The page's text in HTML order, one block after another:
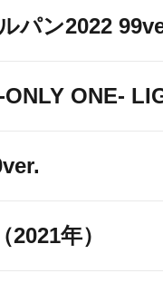
パン2022
ONE-
年）